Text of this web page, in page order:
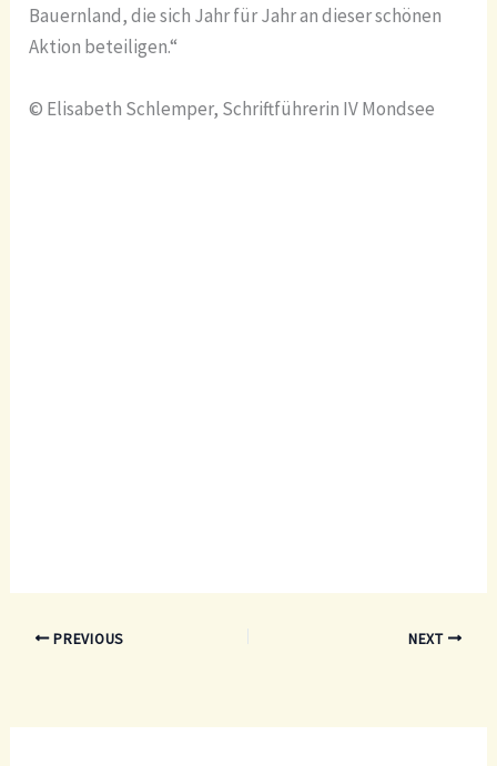
Bauernland, die sich Jahr für Jahr an dieser schönen
Aktion beteiligen.“
© Elisabeth Schlemper, Schriftführerin IV Mondsee
PREVIOUS NEXT